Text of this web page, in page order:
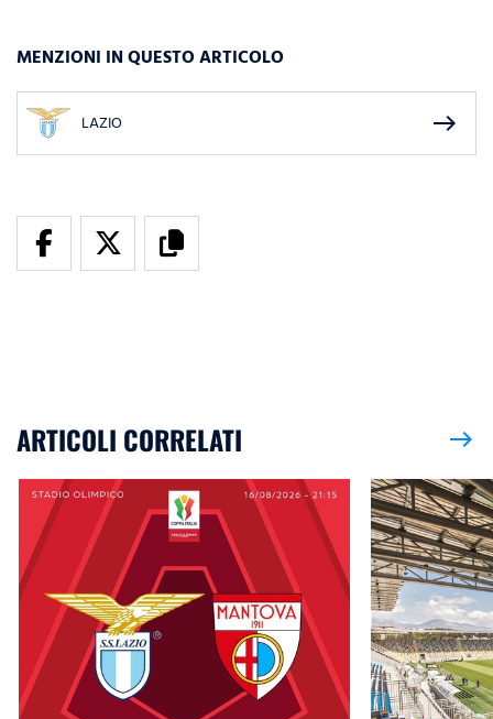
MENZIONI IN QUESTO ARTICOLO
LAZIO east
ARTICOLI CORRELATI east